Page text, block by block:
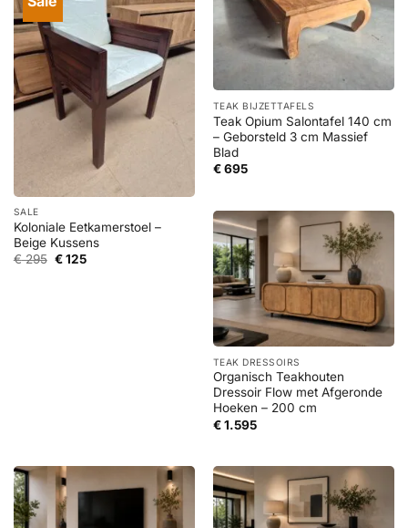
SALE
Koloniale Eetkamerstoel –
Beige Kussens
€295 Oorspronkelijke
€125Huidige
TEAK BIJZETTAFELS
Teak Opium Salontafel 140 cm
– Geborsteld 3 cm Massief
Blad
€695
TEAK DRESSOIRS
Organisch Teakhouten
Dressoir Flow met Afgeronde
Hoeken – 200 cm
€1.595